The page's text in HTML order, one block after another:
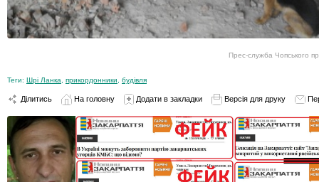
Прес-служба Чопського
Теги: Шрі Ланка прикордонники будівля
Ділитись На головну Додати в закладки Версія для друку